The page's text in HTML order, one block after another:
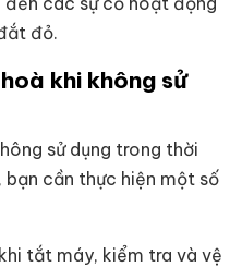
đỏ.
khi không sử
sử dụng trong thời
cần thực hiện một số
tắt máy, kiểm tra và vệ